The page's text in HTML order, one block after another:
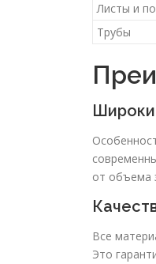
Листы и
Трубы
от объема
Все
Это